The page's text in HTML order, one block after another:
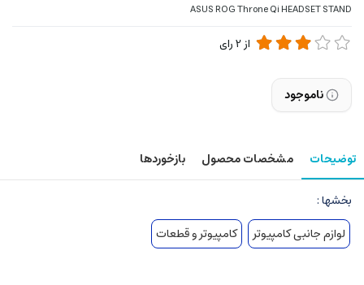
ASUS ROG Throne Qi HEADSET STAND
از2رای
ناموجود
توضیحات مشخصات محصول بازخوردها
بخشها :
لوازم جانبی کامپیوتر
کامپیوتر و قطعات